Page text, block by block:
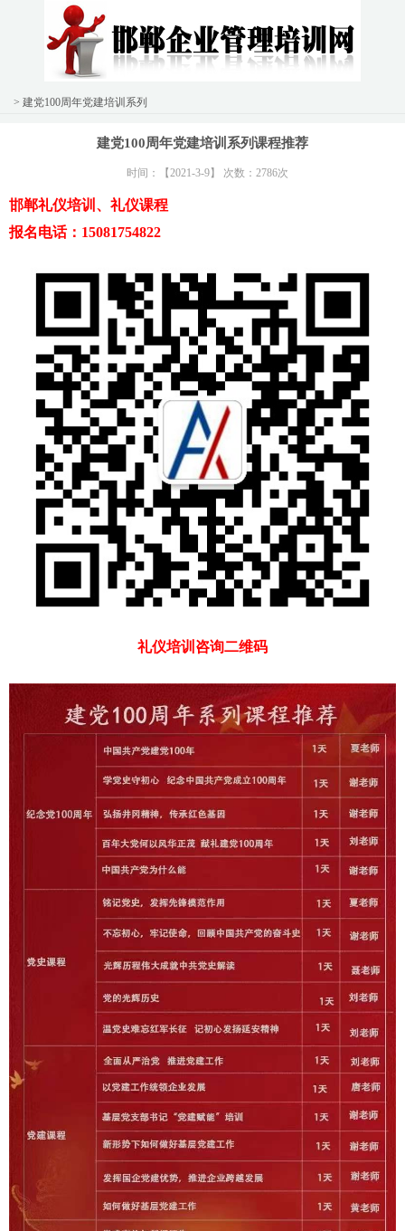
> 建党100周年党建培训系列
建党100周年党建培训系列课程推荐
时间：【2021-3-9】 次数：2786次
邯郸礼仪培训、礼仪课程
报名电话：15081754822
礼仪培训咨询二维码